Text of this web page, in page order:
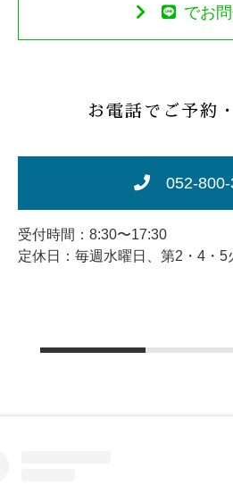
でお
お電話でご予約
052-
受付時間：8:30〜17:30
定休日：毎週水曜日、第2・4・5